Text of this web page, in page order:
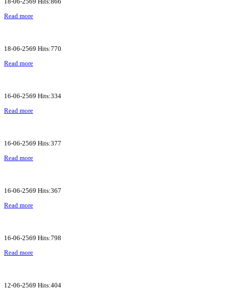
Read more
18-06-2569 Hits:770
Read more
16-06-2569 Hits:334
Read more
16-06-2569 Hits:377
Read more
16-06-2569 Hits:367
Read more
16-06-2569 Hits:798
Read more
12-06-2569 Hits:404